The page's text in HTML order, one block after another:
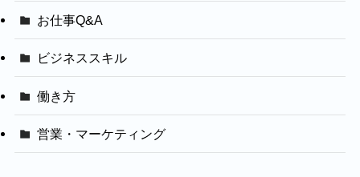
お仕事Q&A
ビジネススキル
働き方
営業・マーケティング